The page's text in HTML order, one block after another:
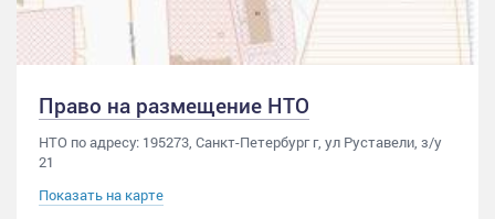
Право на размещение НТО
НТО по адресу: 195273, Санкт-Петербург г, ул Руставели, з/у
21
Показать на карте